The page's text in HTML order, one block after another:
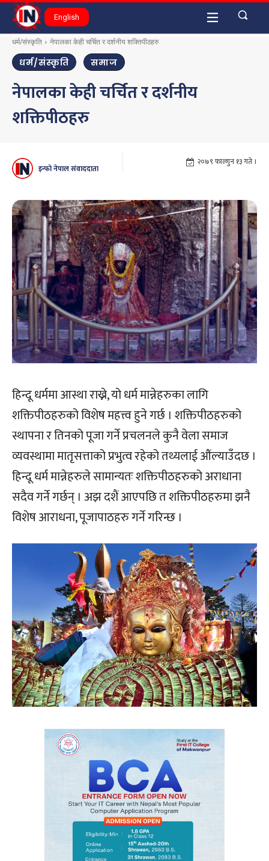
English
धर्म/संस्कृति नेपालका केही चर्चित र दर्शनीय शक्तिपीठहरु
धर्म/संस्कृति समाज
नेपालका केही चर्चित र दर्शनीय
शक्तिपीठहरु
इन्फो नेपाल संवाददाता
२०७९ फाल्गुन १३ गते ।
हिन्दू धर्ममा आस्था राख्ने, यो धर्म मान्नेहरुका लागि
शक्तिपीठहरुको विशेष महत्त्व हुने गर्छ । शक्तिपीठहरुको
स्थापना र तिनको पूजा गर्ने प्रचलनले कुनै वेला समाज
व्यवस्थामा मातृसत्ताको प्रभुत्व रहेको तथ्यलाई औंल्याउँदछ ।
हिन्दू धर्म मान्नेहरुले सामान्यतः शक्तिपीठहरुको अराधाना
सदैव गर्ने गर्छन् । अझ दशैं आएपछि त शक्तिपीठहरुमा झनै
विशेष आराधना, पूजापाठहरु गर्ने गरिन्छ ।